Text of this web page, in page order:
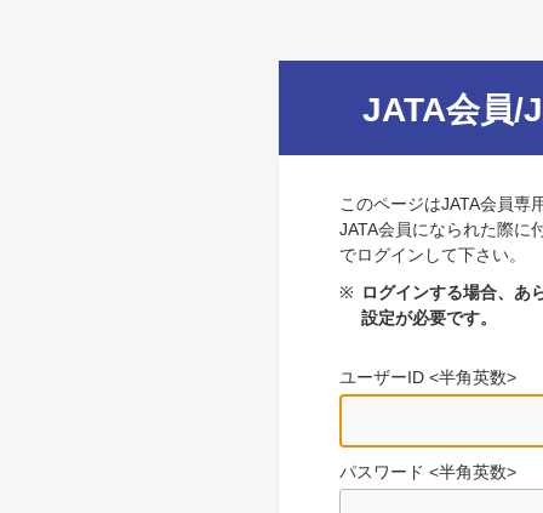
JATA会員/
このページはJATA会員専
JATA会員になられた際に
でログインして下さい。
※ ログインする場合、あ
設定が必要です。
ユーザーID <半角英数>
パスワード <半角英数>